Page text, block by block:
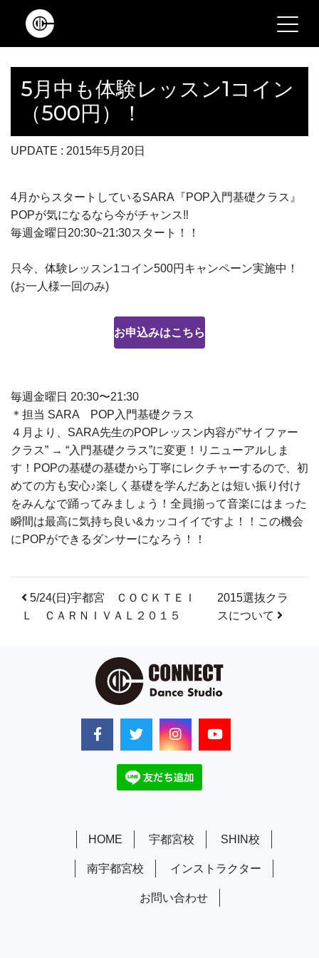
Main Navigation
5月中も体験レッスン1コイン
（500円）！
UPDATE : 2015年5月20日
4月からスタートしているSARA『POP入門基礎クラス』
POPが気になるなら今がチャンス‼
毎週金曜日20:30~21:30スタート！！
只今、体験レッスン1コイン500円キャンペーン実施中！
(お一人様一回のみ)
お申込みはこちら
毎週金曜日 20:30〜21:30
＊担当 SARA POP入門基礎クラス
４月より、SARA先生のPOPレッスン内容が”サイファー
クラス” → “入門基礎クラス”に変更！リニューアルしま
す！POPの基礎の基礎から丁寧にレクチャーするので、初
めての方も安心♪楽しく基礎を学んだあとは短い振り付け
をみんなで踊ってみましょう！全員揃って音楽にはまった
瞬間は最高に気持ち良い&カッコイイですよ！！この機会
にPOPができるダンサーになろう！！
投稿ナビゲーション
5/24(日)宇都宮 ＣＯＣＫＴＥＩ
Ｌ ＣＡＲＮＩＶＡＬ２０１５
2015選抜クラ
スについて
HOME 宇都宮校 SHIN校
南宇都宮校 インストラクター
お問い合わせ